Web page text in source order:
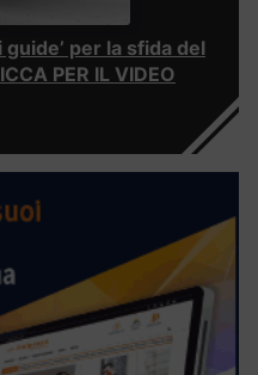
guide’ per la sfida del
PER IL VIDEO